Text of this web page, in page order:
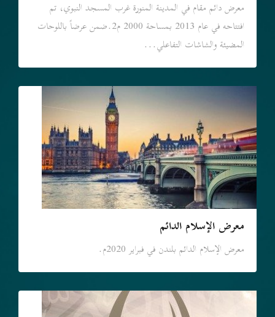
معرض دائم مقام في المدينة المنورة غرب المسجد النبوي، تم
افتتاحه في عام 2013 بمساحة 2000 م2.ضمن عرضاً باللوحات
المضيئة والشاشات التفاعلي...
معرض الإسلام الدائم
معرض الإسلام الدائم بلندن في فبراير 2020م.